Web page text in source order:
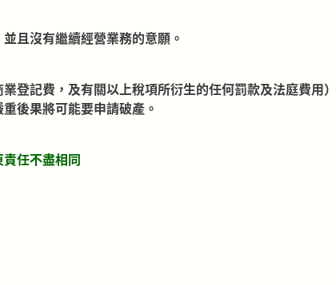
且沒有繼續經營業務的意願。
登記費，及有關以上稅項所衍生的任何罰款及法庭費用
後果將可能要申請破產。
任不盡相同